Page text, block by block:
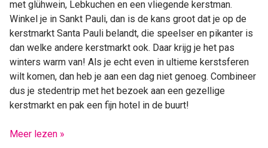
met glühwein, Lebkuchen en een vliegende kerstman.
Winkel je in Sankt Pauli, dan is de kans groot dat je op de
kerstmarkt Santa Pauli belandt, die speelser en pikanter is
dan welke andere kerstmarkt ook. Daar krijg je het pas
winters warm van! Als je echt even in ultieme kerstsferen
wilt komen, dan heb je aan een dag niet genoeg. Combineer
dus je stedentrip met het bezoek aan een gezellige
kerstmarkt en pak een fijn hotel in de buurt!
Meer lezen »